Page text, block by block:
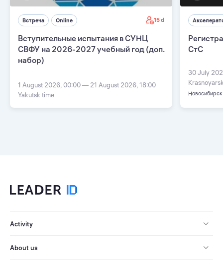
Встреча Online 15 d
Вступительные испытания в СУНЦ
СВФУ на 2026-2027 учебный год (доп.
набор)
1 August 2026, 00:00 — 21 August 2026, 18:00
Yakutsk time
СтС
30 July
Новосибирск
Activity
About us